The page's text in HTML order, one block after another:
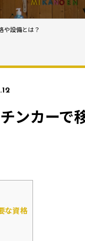
や設備とは？
ンカーで
な資格